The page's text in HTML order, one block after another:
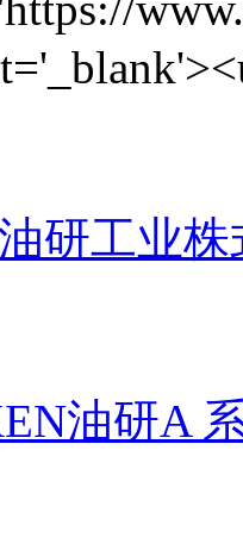
研工业
油研A